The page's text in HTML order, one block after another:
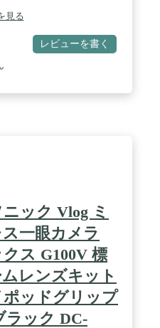
見る
レビューを書く
ック Vlog ミ
一眼カメラ
ス G100V 標
レンズキット
ポッドグリップ
ラック DC-